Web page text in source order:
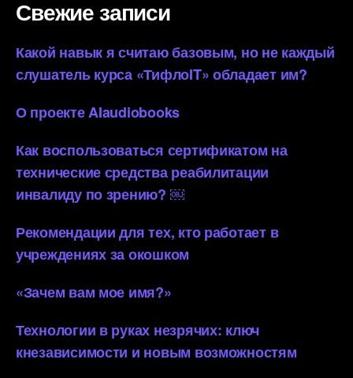
Свежие записи
Какой навык я считаю базовым, но не каждый
слушатель курса «ТифлоIT» обладает им?
О проекте AIaudiobooks
Как воспользоваться сертификатом на
технические средства реабилитации
инвалиду по зрению? ￼
Рекомендации для тех, кто работает в
учреждениях за окошком
«Зачем вам мое имя?»
Технологии в руках незрячих: ключ
кнезависимости и новым возможностям